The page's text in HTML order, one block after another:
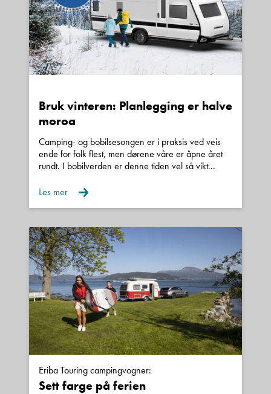
Bruk vinteren: Planlegging er halve
moroa
Camping- og bobilsesongen er i praksis ved veis
ende for folk flest, men dørene våre er åpne året
rundt. I bobilverden er denne tiden vel så vikt...
Les mer
Eriba Touring campingvogner:
Sett farge på ferien